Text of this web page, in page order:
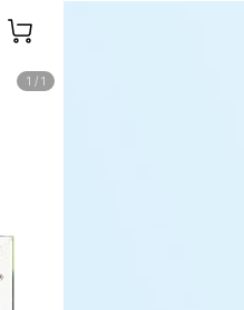
1 / 1